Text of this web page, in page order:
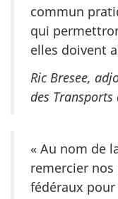
commun
qui
elles doivent
Ric Bresee,
des Transports
« Au nom de
remercier
fédéraux pour